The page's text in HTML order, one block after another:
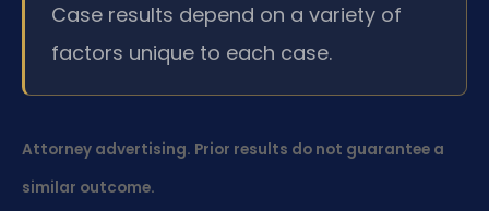
Case results depend on a variety of
factors unique to each case.
Attorney advertising. Prior results do not guarantee a
similar outcome.